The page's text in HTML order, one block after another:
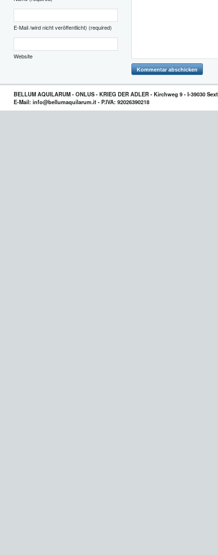
E-Mail /wird nicht veröffentlicht) (required)
Website
BELLUM AQUILARUM - ONLUS - KRIEG DER ADLER - Kirchweg 9 - I-39030
E-Mail: info@bellumaquilarum.it - P.IVA: 92026390218